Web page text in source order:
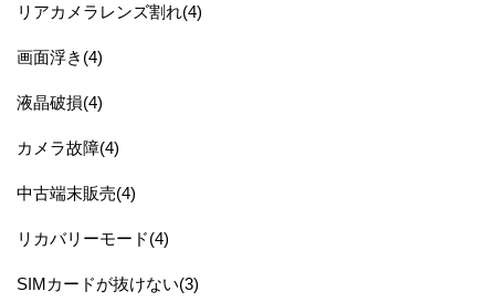
リアカメラレンズ割れ(4)
画面浮き(4)
液晶破損(4)
カメラ故障(4)
中古端末販売(4)
リカバリーモード(4)
SIMカードが抜けない(3)